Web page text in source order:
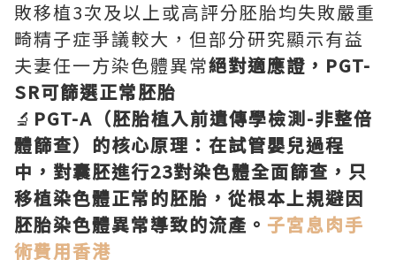
敗移植3次及以上或高評分胚胎均失敗嚴重
畸精子症爭議較大，但部分研究顯示有益
夫妻任一方染色體異常絕對適應證，PGT-
SR可篩選正常胚胎
🔬 PGT-A（胚胎植入前遺傳學檢測-非整倍
體篩查）的核心原理：在試管嬰兒過程
中，對囊胚進行23對染色體全面篩查，只
移植染色體正常的胚胎，從根本上規避因
胚胎染色體異常導致的流產。 子宮息肉手
術費用香港